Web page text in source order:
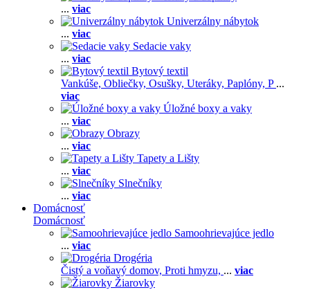
... viac
Univerzálny nábytok
... viac
Sedacie vaky
... viac
Bytový textil
Vankúše, Obliečky, Osušky, Uteráky, Paplóny, P ...
viac
Úložné boxy a vaky
... viac
Obrazy
... viac
Tapety a Lišty
... viac
Slnečníky
... viac
Domácnosť
Domácnosť
Samoohrievajúce jedlo
... viac
Drogéria
Čistý a voňavý domov, Proti hmyzu, ... viac
Žiarovky